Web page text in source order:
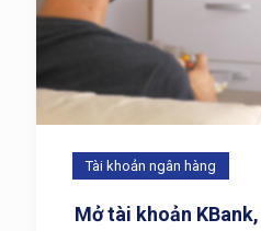
Tài khoản ngân hàng
Mở tài khoản